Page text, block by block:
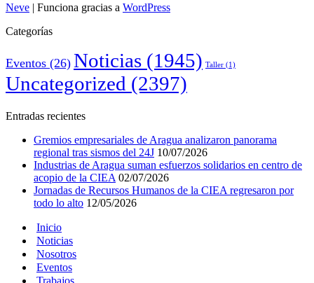
Neve | Funciona gracias a WordPress
Categorías
Eventos (26) Noticias (1945) Taller (1)
Uncategorized (2397)
Entradas recientes
Gremios empresariales de Aragua analizaron panorama
regional tras sismos del 24J 10/07/2026
Industrias de Aragua suman esfuerzos solidarios en centro de
acopio de la CIEA 02/07/2026
Jornadas de Recursos Humanos de la CIEA regresaron por
todo lo alto 12/05/2026
Inicio
Noticias
Nosotros
Eventos
Trabajos